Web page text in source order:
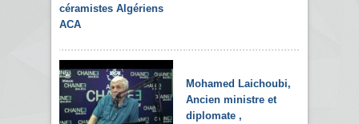
céramistes Algériens
ACA
Mohamed Laichoubi,
Ancien ministre et
diplomate ,